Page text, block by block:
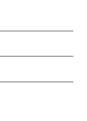
gegen
ist.
letzten Schliff
auf Ihre
ist, und
glänzendes